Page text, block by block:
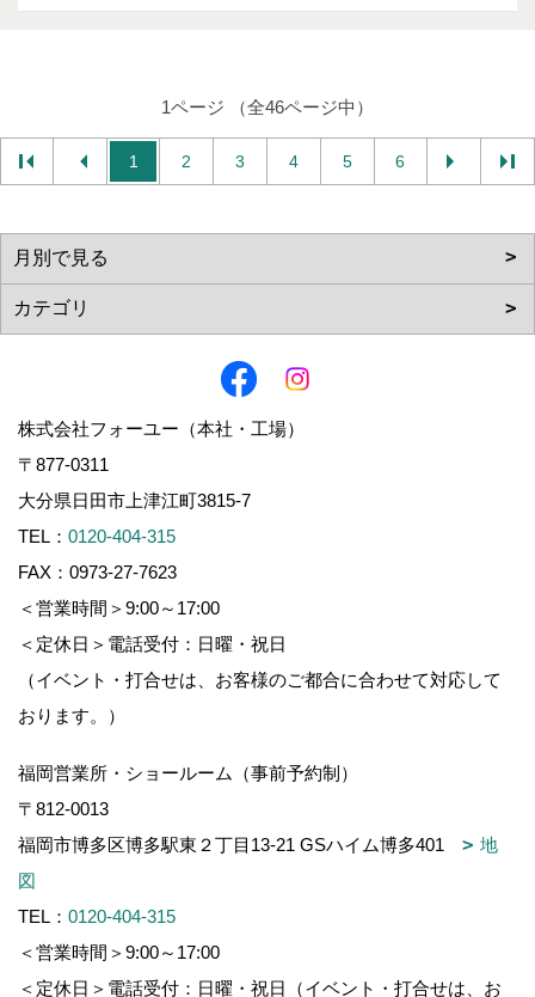
1ページ （全46ページ中）
1 2 3 4 5 6
株式会社フォーユー（本社・工場）
〒877-0311
大分県日田市上津江町3815-7
TEL： 0120-404-315
FAX：0973-27-7623
＜営業時間＞9:00～17:00
＜定休日＞電話受付：日曜・祝日
（イベント・打合せは、お客様のご都合に合わせて対応して
おります。）
福岡営業所・ショールーム（事前予約制）
〒812-0013
福岡市博多区博多駅東２丁目13-21 GSハイム博多401
地
図
TEL： 0120-404-315
＜営業時間＞9:00～17:00
＜定休日＞電話受付：日曜・祝日（イベント・打合せは、お